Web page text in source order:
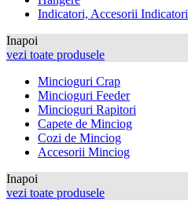
Indicatori, Accesorii Indicatori
Inapoi
vezi toate produsele
Mincioguri Crap
Mincioguri Feeder
Mincioguri Rapitori
Capete de Minciog
Cozi de Minciog
Accesorii Minciog
Inapoi
vezi toate produsele